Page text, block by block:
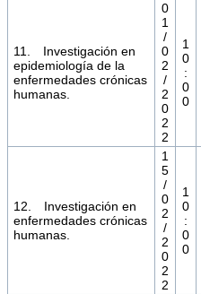
11. Investigación en
epidemiología de la
enfermedades crónicas
humanas.
0
1
/
0
2
/
2
0
2
2
1
0
:
0
0
12. Investigación en
enfermedades crónicas
humanas.
1
5
/
0
2
/
2
0
2
2
1
0
:
0
0